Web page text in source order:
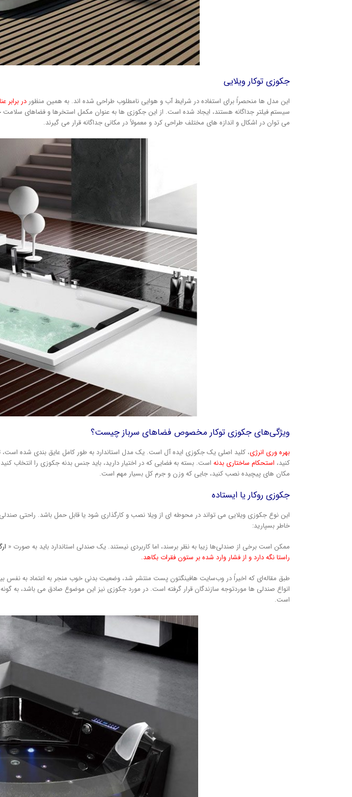
جکوزی توکار ویلایی
این مدل ها منحصراً برای استفاده در شرایط آب و هوایی نامطلوب طراحی شده اند. به همین منظور در برابر
سیستم فیلتر جداگانه هستند، ایجاد شده است. از این جکوزی ها به عنوان مکمل استخرها و فضاهای سلامت
می توان در اشکال و اندازه های مختلف طراحی کرد و معمولاً در مکانی جداگانه قرار می گیرند.
ویژگی‌های جکوزی توکار مخصوص فضاهای سرباز چیست؟
بهره وری انرژی، کلید اصلی یک جکوزی ایده آل است. یک مدل استاندارد به طور کامل عایق بندی شده است،
کنید، استحکام ساختاری بدنهاست. بسته به فضایی که در اختیار دارید، باید جنس بدنه جکوزی را انتخاب
مکان های پیچیده نصب کنید، جایی که وزن و جرم کل بسیار مهم است.
جکوزی روکار یا ایستاده
این نوع جکوزی ویلایی می تواند در محوطه ای از ویلا نصب و کارگذاری شود یا قابل حمل باشد. راحتی
خاطر بسپارید:
ممکن است برخی از صندلی‌ها زیبا به نظر برسند، اما کاربردی نیستند. یک صندلی استاندارد باید به صورت «
راستا نگه دارد و از فشار وارد شده بر ستون فقرات بکاهد.
طبق مقاله‌ای که اخیراً در وب‌سایت هافینگتون پست منتشر شد، وضعیت بدنی خوب منجر به اعتماد به نفس
انواع صندلی ها موردتوجه سازندگان قرار گرفته است. در مورد جکوزی نیز این موضوع صادق می باشد، به
است.